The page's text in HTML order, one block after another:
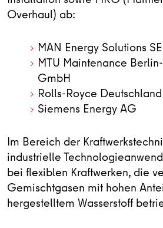
Overhaul) ab:
MAN Energy Solutions SE
MTU Maintenance
GmbH
Rolls-Royce
Siemens Energy AG
Im Bereich der
industrielle
bei flexiblen Kraftwerken, die
Gemischtgasen mit hohen
hergestelltem Wasserstoff